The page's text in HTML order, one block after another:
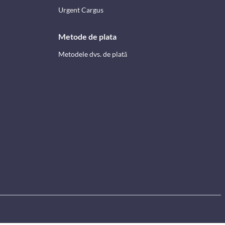
Urgent Cargus
Metode de plata
Metodele dvs. de plată